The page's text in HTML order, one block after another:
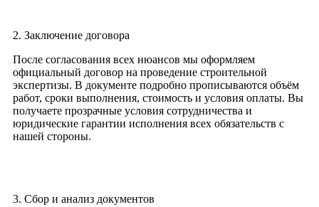
2. Заключение договора
После согласования всех нюансов мы оформляем
официальный договор на проведение строительной
экспертизы. В документе подробно прописываются объём
работ, сроки выполнения, стоимость и условия оплаты. Вы
получаете прозрачные условия сотрудничества и
юридические гарантии исполнения всех обязательств с
нашей стороны.
3. Сбор и анализ документов